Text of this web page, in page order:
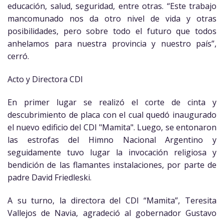
educación, salud, seguridad, entre otras. “Este trabajo
mancomunado nos da otro nivel de vida y otras
posibilidades, pero sobre todo el futuro que todos
anhelamos para nuestra provincia y nuestro país”,
cerró.
Acto y Directora CDI
En primer lugar se realizó el corte de cinta y
descubrimiento de placa con el cual quedó inaugurado
el nuevo edificio del CDI "Mamita". Luego, se entonaron
las estrofas del Himno Nacional Argentino y
seguidamente tuvo lugar la invocación religiosa y
bendición de las flamantes instalaciones, por parte de
padre David Friedleski.
A su turno, la directora del CDI “Mamita”, Teresita
Vallejos de Navia, agradeció al gobernador Gustavo